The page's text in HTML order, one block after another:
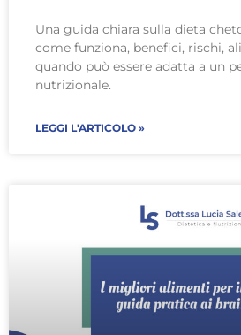
Una guida chiara sulla dieta
come funziona, benefici, rischi,
quando può essere adatta a un
nutrizionale.
LEGGI L'ARTICOLO »